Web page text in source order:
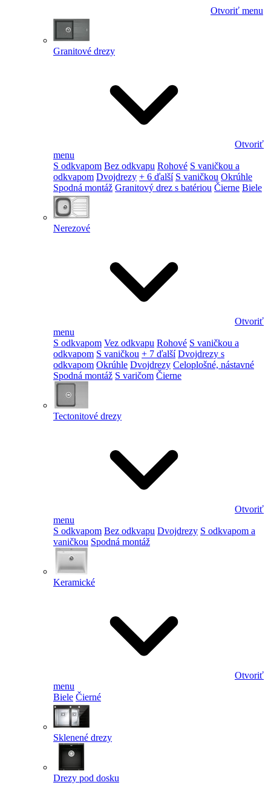
Otvoriť menu
Granitové drezy
Otvoriť
menu
S odkvapom Bez odkvapu Rohové S vaničkou a
odkvapom Dvojdrezy + 6 ďalší S vaničkou Okrúhle
Spodná montáž Granitový drez s batériou Čierne Biele
Nerezové
Otvoriť
menu
S odkvapom Vez odkvapu Rohové S vaničkou a
odkvapom S vaničkou + 7 ďalší Dvojdrezy s
odkvapom Okrúhle Dvojdrezy Celoplošné, nástavné
Spodná montáž S varičom Čierne
Tectonitové drezy
Otvoriť
menu
S odkvapom Bez odkvapu Dvojdrezy S odkvapom a
vaničkou Spodná montáž
Keramické
Otvoriť
menu
Biele Čierné
Sklenené drezy
Drezy pod dosku